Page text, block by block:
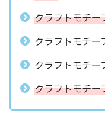
クラフトモチー
クラフトモチ
クラフトモチ
クラフトモチー